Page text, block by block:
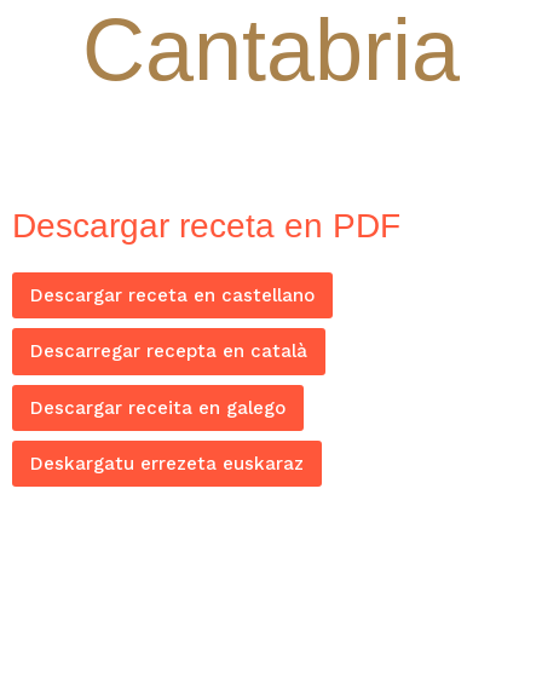
Cantabria
Descargar receta en PDF
Descargar receta en castellano
Descarregar recepta en català
Descargar receita en galego
Deskargatu errezeta euskaraz